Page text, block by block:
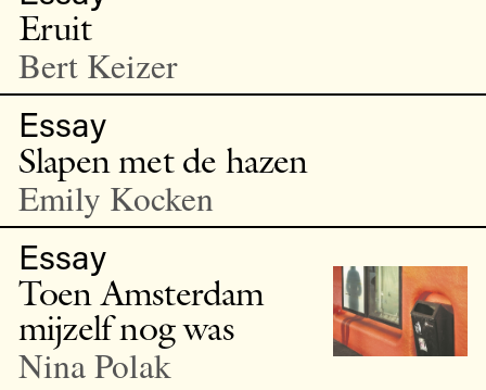
Eruit
Bert Keizer
Essay
Slapen met de hazen
Emily Kocken
Essay
Toen Amsterdam
mijzelf nog was
Nina Polak